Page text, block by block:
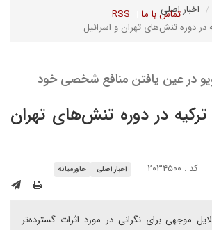
تماس با ما RSS
اخبار اصلی
در دوره تنش‌های تهران و اسرائیل
در عین یافتن منافع شخصی خود
ترکیه در دوره تنش‌های تهران
کد : ۲۰۳۴۵۰۰ اخبار اصلی خاورمیانه
موجهی برای نگرانی در مورد اثرات گسترده‌تر